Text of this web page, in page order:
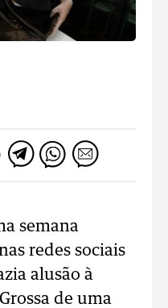
semana
redes sociais
alusão à
de uma